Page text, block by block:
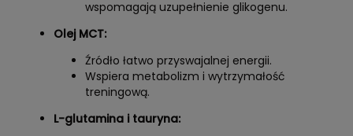
wspomagają uzupełnienie glikogenu.
Olej MCT:
Źródło łatwo przyswajalnej energii.
Wspiera metabolizm i wytrzymałość
treningową.
L-glutamina i tauryna: